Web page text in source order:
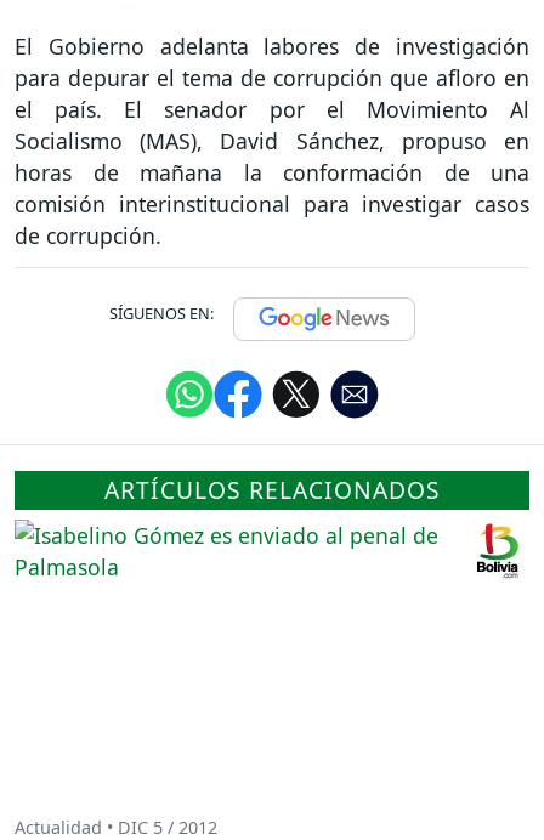
El Gobierno adelanta labores de investigación
para depurar el tema de corrupción que afloro en
el país. El senador por el Movimiento Al
Socialismo (MAS), David Sánchez, propuso en
horas de mañana la conformación de una
comisión interinstitucional para investigar casos
de corrupción.
SÍGUENOS EN:
ARTÍCULOS RELACIONADOS
Actualidad • DIC 5 / 2012